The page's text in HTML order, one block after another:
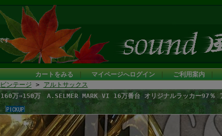
す
カートをみる｜ マイページへログイン｜ ご利用案内｜
ンテージ > アルトサックス
万⇒150万 A.SELMER MARK VI 16万番台 オリジナルラッカー97％